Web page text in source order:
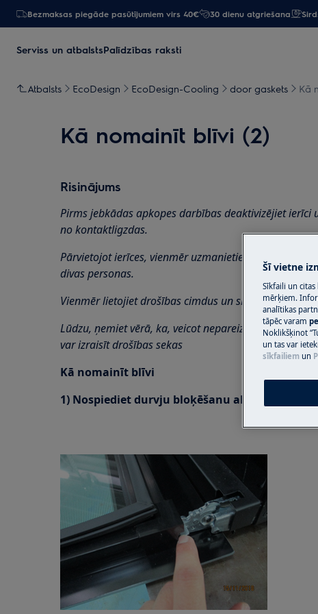
Bezmaksas piegāde pasūtījumiem virs 40€ 30 dienu atgriešana
Serviss un atbalstsPalīdzības raksti
Atbalsts EcoDesign EcoDesign-Cooling door gaskets Kā
Kā nomainīt blīvi (2)
Risinājums
Pirms jebkādas apkopes darbības deaktivizējiet
nokontaktligzdas.
Pārvietojot ierīces, vienmēr uzmanieties, jo smago
divas personas.
Vienmēr lietojiet drošības cimdus un slēgtus apavus.
Lūdzu, ņemiet vērā, ka, veicot nepareizu remontu,
var izraisīt drošības sekas
Kā nomainīt blīvi
1) Nospiediet durvju bloķēšanu abās pusēs
Šī vietne
Sīkfaili un
mērķiem.
analītikas
tāpēc varam
Noklikšķinot
un tas var
sīkfailiem un